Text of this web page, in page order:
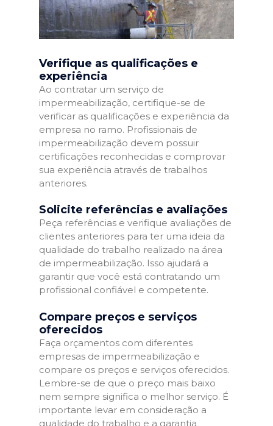
Verifique as qualificações e
experiência
Ao contratar um serviço de
impermeabilização, certifique-se de
verificar as qualificações e experiência da
empresa no ramo. Profissionais de
impermeabilização devem possuir
certificações reconhecidas e comprovar
sua experiência através de trabalhos
anteriores.
Solicite referências e avaliações
Peça referências e verifique avaliações de
clientes anteriores para ter uma ideia da
qualidade do trabalho realizado na área
de impermeabilização. Isso ajudará a
garantir que você está contratando um
profissional confiável e competente.
Compare preços e serviços
oferecidos
Faça orçamentos com diferentes
empresas de impermeabilização e
compare os preços e serviços oferecidos.
Lembre-se de que o preço mais baixo
nem sempre significa o melhor serviço. É
importante levar em consideração a
qualidade do trabalho e a garantia